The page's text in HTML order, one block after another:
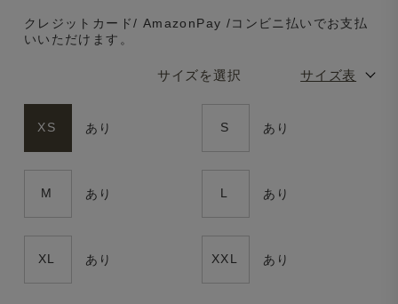
サイズを選択 サイズ表
XS あり S あり
M あり L あり
XL あり XXL あり
クレジットカード/ AmazonPay /コンビニ払いでお支払
いいただけます。